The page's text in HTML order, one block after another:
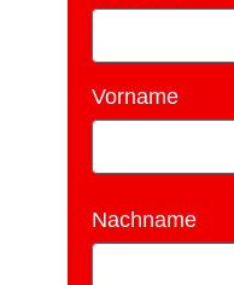
Vorname
Nachname